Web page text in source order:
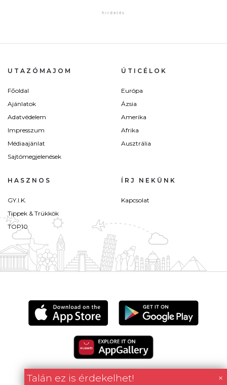
Talán ez is érdekelhet! ×
UTAZÓMAJOM
Főoldal
Ajánlatok
Adatvédelem
Impresszum
Médiaajánlat
Sajtómegjelenések
ÚTICÉLOK
Európa
Ázsia
Amerika
Afrika
Ausztrália
HASZNOS
GY.I.K.
Tippek & Trükkök
TOP10
ÍRJ NEKÜNK
Kapcsolat